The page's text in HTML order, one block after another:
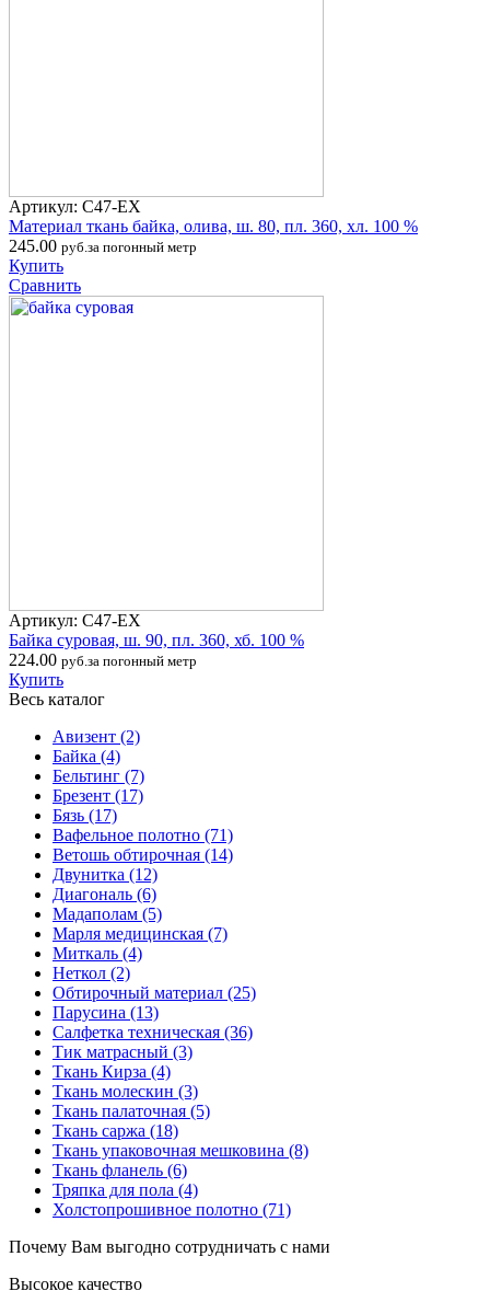
Артикул: С47-ЕХ
Материал ткань байка, олива, ш. 80, пл. 360, хл. 100 %
245.00 руб.за погонный метр
Купить
Сравнить
Артикул: С47-ЕХ
Байка суровая, ш. 90, пл. 360, хб. 100 %
224.00 руб.за погонный метр
Купить
Весь каталог
Авизент (2)
Байка (4)
Бельтинг (7)
Брезент (17)
Бязь (17)
Вафельное полотно (71)
Ветошь обтирочная (14)
Двунитка (12)
Диагональ (6)
Мадаполам (5)
Марля медицинская (7)
Миткаль (4)
Неткол (2)
Обтирочный материал (25)
Парусина (13)
Салфетка техническая (36)
Тик матрасный (3)
Ткань Кирза (4)
Ткань молескин (3)
Ткань палаточная (5)
Ткань саржа (18)
Ткань упаковочная мешковина (8)
Ткань фланель (6)
Тряпка для пола (4)
Холстопрошивное полотно (71)
Почему Вам выгодно сотрудничать с нами
Высокое качество